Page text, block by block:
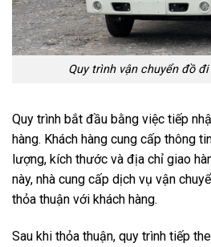
Quy trình vận chuyển đồ
Quy trình bắt đầu bằng việc tiếp
hàng. Khách hàng cung cấp thông
lượng, kích thước và địa chỉ giao
này, nhà cung cấp dịch vụ vận
thỏa thuận với khách hàng.
Sau khi thỏa thuận, quy trình tiếp